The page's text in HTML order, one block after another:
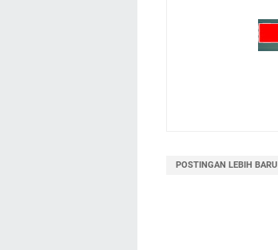
POSTINGAN LEBIH BARU